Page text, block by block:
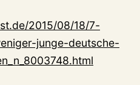
2015/08/18/7-
junge-deutsche-